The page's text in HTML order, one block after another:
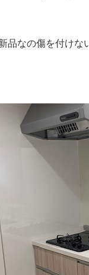
品なの傷を付け